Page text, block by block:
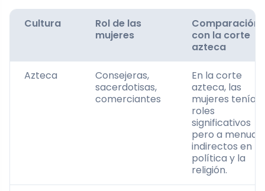
Cultura
Rol de las
mujeres
Comparación
con la corte
azteca
Azteca
Consejeras,
sacerdotisas,
comerciantes
En la corte
azteca, las
mujeres tenían
roles
significativos
pero a menudo
indirectos en la
política y la
religión.